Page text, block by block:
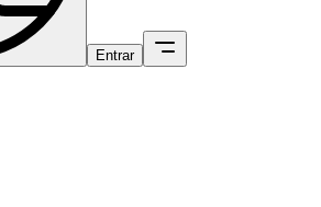
Entrar